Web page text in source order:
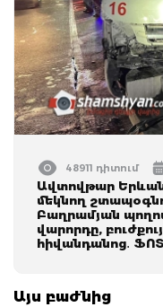
48911 դիտում
Ավտովթար
մեկնող
Բաղրամյան
վարորդը,
հիվանդանոց․
Այս բաժնից